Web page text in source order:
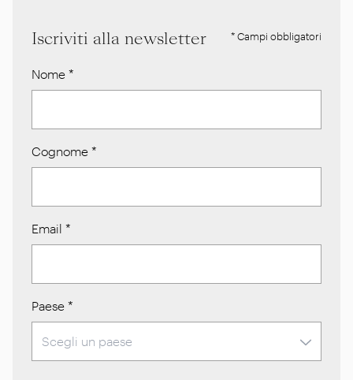
Iscriviti alla newsletter * Campi obbligatori
Nome *
Cognome *
Email *
Paese *